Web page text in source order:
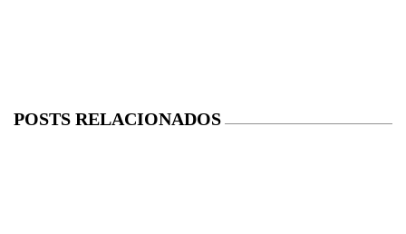
POSTS RELACIONADOS